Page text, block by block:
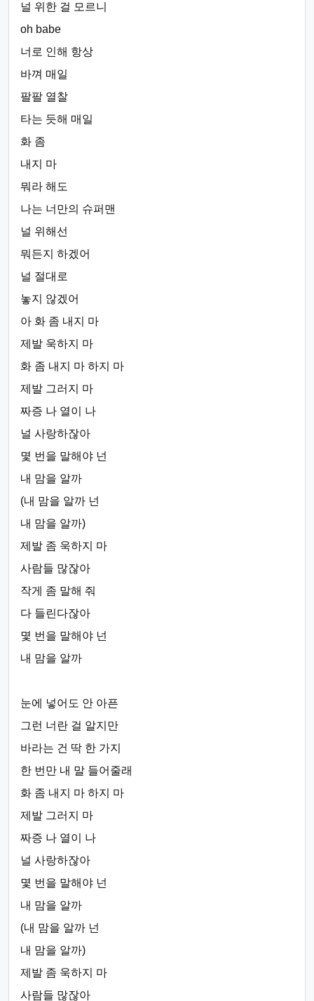
널 위한 걸 모르니
oh babe
너로 인해 항상
바껴 매일
팔팔 열찰
타는 듯해 매일
화 좀
내지 마
뭐라 해도
나는 너만의 슈퍼맨
널 위해선
뭐든지 하겠어
널 절대로
놓지 않겠어
아 화 좀 내지 마
제발 욱하지 마
화 좀 내지 마 하지 마
제발 그러지 마
짜증 나 열이 나
널 사랑하잖아
몇 번을 말해야 넌
내 맘을 알까
(내 맘을 알까 넌
내 맘을 알까)
제발 좀 욱하지 마
사람들 많잖아
작게 좀 말해 줘
다 들린다잖아
몇 번을 말해야 넌
내 맘을 알까
눈에 넣어도 안 아픈
그런 너란 걸 알지만
바라는 건 딱 한 가지
한 번만 내 말 들어줄래
화 좀 내지 마 하지 마
제발 그러지 마
짜증 나 열이 나
널 사랑하잖아
몇 번을 말해야 넌
내 맘을 알까
(내 맘을 알까 넌
내 맘을 알까)
제발 좀 욱하지 마
사람들 많잖아